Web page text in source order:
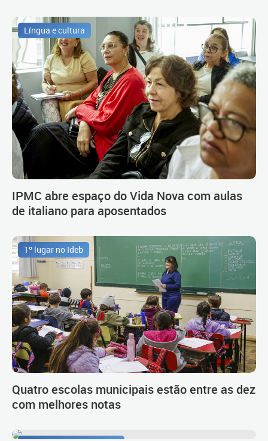
Língua e cultura
IPMC abre espaço do Vida Nova com aulas
de italiano para aposentados
1º lugar no Ideb
Quatro escolas municipais estão entre as dez
com melhores notas